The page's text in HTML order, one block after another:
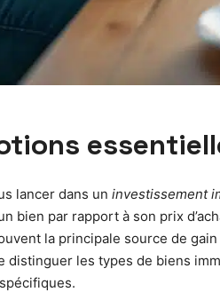
lancer dans un investissement
bien par rapport à son prix
la principale source de
distinguer les types de biens